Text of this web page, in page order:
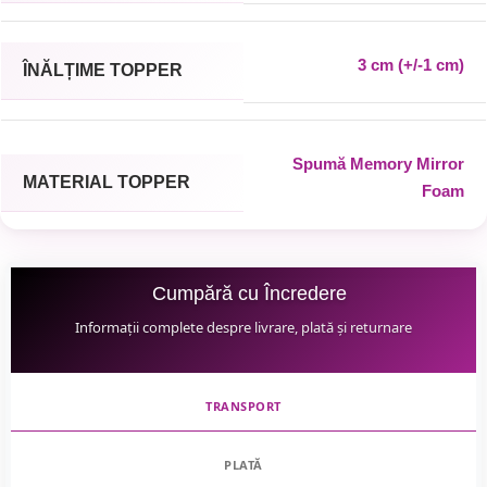
ÎNĂLȚIME TOPPER 3 cm (+/-1 cm)
MATERIAL TOPPER
Spumă Memory Mirror
Foam
Cumpără cu Încredere
Informații complete despre livrare, plată și returnare
TRANSPORT
PLATĂ